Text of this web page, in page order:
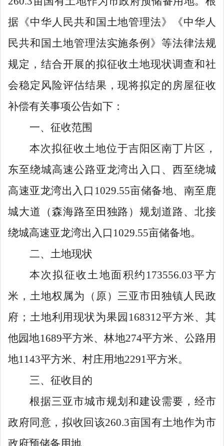
据《中华人民共和国土地管理法》《中华人
民共和国土地管理法实施条例》等法律法规
规定， 结合开展的拟征收土地现状调查和社
会稳定风险评估结果，现将拟定的房屋征收
补偿有关事项公告如下：
一、征收范围
本次拟征收土地位于吉阳区南丁片区，
东至绕城高速公路亚龙湾出入口、西至绕城
高速亚龙湾出入口 1029.55亩储备地、南至鹿
城大道（森海路至田独路）规划道路、北接
绕城高速亚龙湾出入口 1029.55亩储备地。
二、土地现状
本次拟征收土地面积约 173556.03平方
米 ， 土地权属为（原）三亚市田独镇人民政
府 ；土地利用现状为果园 168312平方米、其
他园地1689平方米、林地274平方米、公路用
地1143平方米、村庄用地2291平方米。
三、征收目的
根据三亚市城市规划和建设需要，经市
政府同意，拟收回该260.3亩国有土地作为市
政府预储备用地。